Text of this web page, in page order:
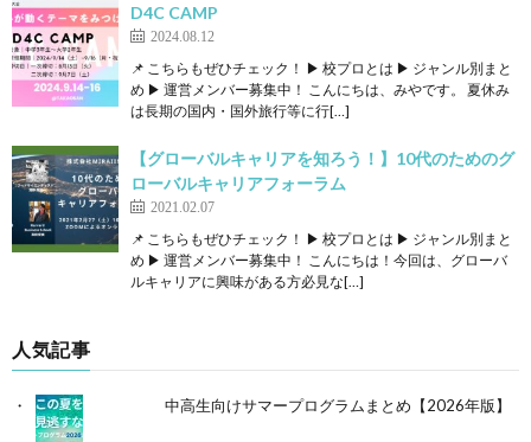
D4C CAMP
2024.08.12
📌 こちらもぜひチェック！ ▶ 校プロとは ▶ ジャンル別まと
め ▶ 運営メンバー募集中！ こんにちは、みやです。 夏休み
は長期の国内・国外旅行等に行[…]
【グローバルキャリアを知ろう！】10代のためのグ
ローバルキャリアフォーラム
2021.02.07
📌 こちらもぜひチェック！ ▶ 校プロとは ▶ ジャンル別まと
め ▶ 運営メンバー募集中！ こんにちは！今回は、グローバ
ルキャリアに興味がある方必見な[…]
人気記事
中高生向けサマープログラムまとめ【2026年版】